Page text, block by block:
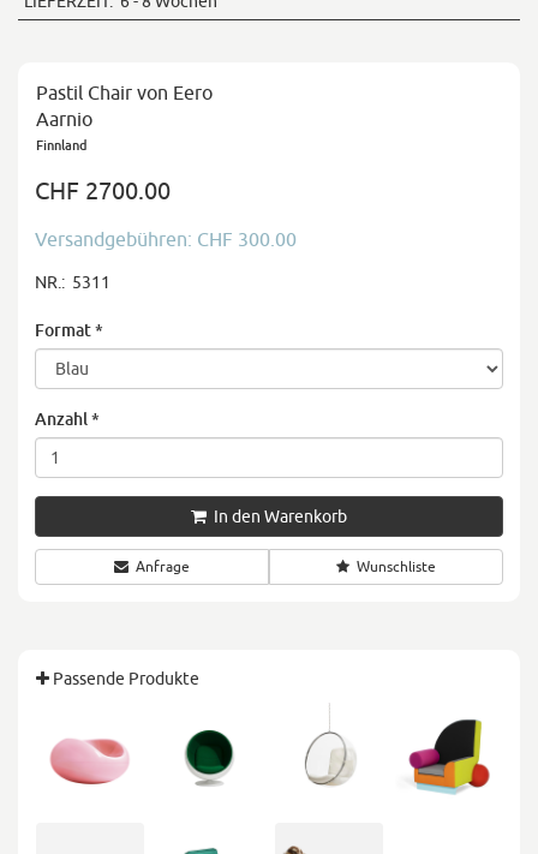
Pastil Chair von Eero
Aarnio
Finnland
CHF 2700.00
Versandgebühren: CHF 300.00
NR.: 5311
Format*
Anzahl *
In den Warenkorb
Anfrage Wunschliste
Passende Produkte